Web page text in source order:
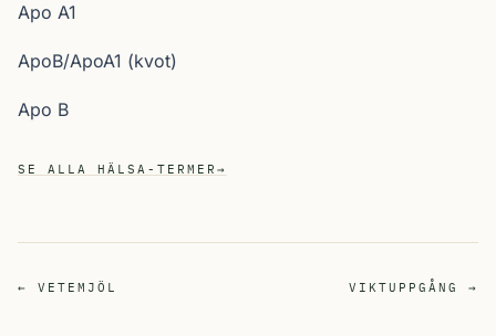
Apo A1
ApoB/ApoA1 (kvot)
Apo B
SE ALLA HÄLSA-TERMER →
← VETEMJÖL VIKTUPPGÅNG →